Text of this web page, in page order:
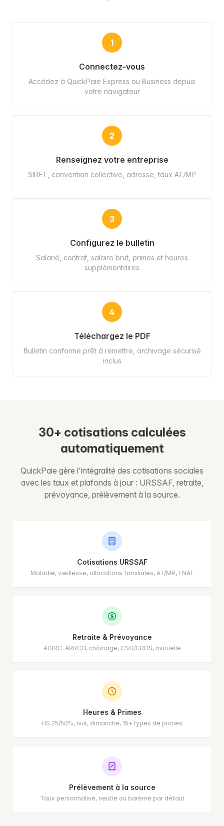
1
Connectez-vous
Accédez à QuickPaie Express ou Business depuis
votre navigateur
2
Renseignez votre entreprise
SIRET, convention collective, adresse, taux AT/MP
3
Configurez le bulletin
Salarié, contrat, salaire brut, primes et heures
supplémentaires
4
Téléchargez le PDF
Bulletin conforme prêt à remettre, archivage sécurisé
inclus
30+ cotisations calculées
automatiquement
QuickPaie gère l'intégralité des cotisations sociales
avec les taux et plafonds à jour : URSSAF, retraite,
prévoyance, prélèvement à la source.
Cotisations URSSAF
Maladie, vieillesse, allocations familiales, AT/MP, FNAL
Retraite & Prévoyance
AGIRC-ARRCO, chômage, CSG/CRDS, mutuelle
Heures & Primes
HS 25/50%, nuit, dimanche, 15+ types de primes
Prélèvement à la source
Taux personnalisé, neutre ou barème par défaut